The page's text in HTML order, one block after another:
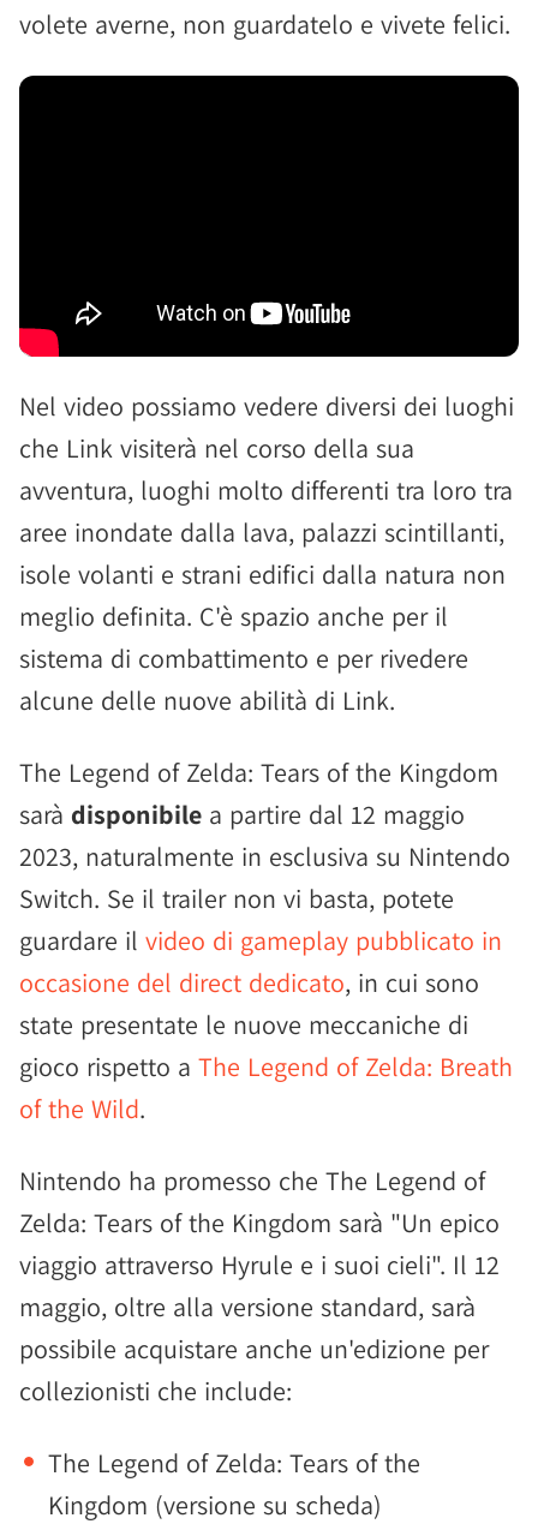
volete averne, non guardatelo e vivete felici.
Nel video possiamo vedere diversi dei luoghi
che Link visiterà nel corso della sua
avventura, luoghi molto differenti tra loro tra
aree inondate dalla lava, palazzi scintillanti,
isole volanti e strani edifici dalla natura non
meglio definita. C'è spazio anche per il
sistema di combattimento e per rivedere
alcune delle nuove abilità di Link.
The Legend of Zelda: Tears of the Kingdom
sarà disponibile a partire dal 12 maggio
2023, naturalmente in esclusiva su Nintendo
Switch. Se il trailer non vi basta, potete
guardare il video di gameplay pubblicato in
occasione del direct dedicato, in cui sono
state presentate le nuove meccaniche di
gioco rispetto a The Legend of Zelda: Breath
of the Wild.
Nintendo ha promesso che The Legend of
Zelda: Tears of the Kingdom sarà "Un epico
viaggio attraverso Hyrule e i suoi cieli". Il 12
maggio, oltre alla versione standard, sarà
possibile acquistare anche un'edizione per
collezionisti che include:
The Legend of Zelda: Tears of the
Kingdom (versione su scheda)